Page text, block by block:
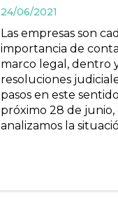
24/06/2021
Las empresas son
importancia de
marco legal, dentro
resoluciones
pasos en este
próximo 28 de
analizamos la